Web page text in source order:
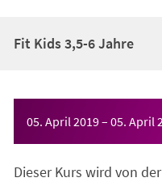
Fit Kids 3,5-6 Jahre
05. April 2019– 05. April
Dieser Kurs wird von